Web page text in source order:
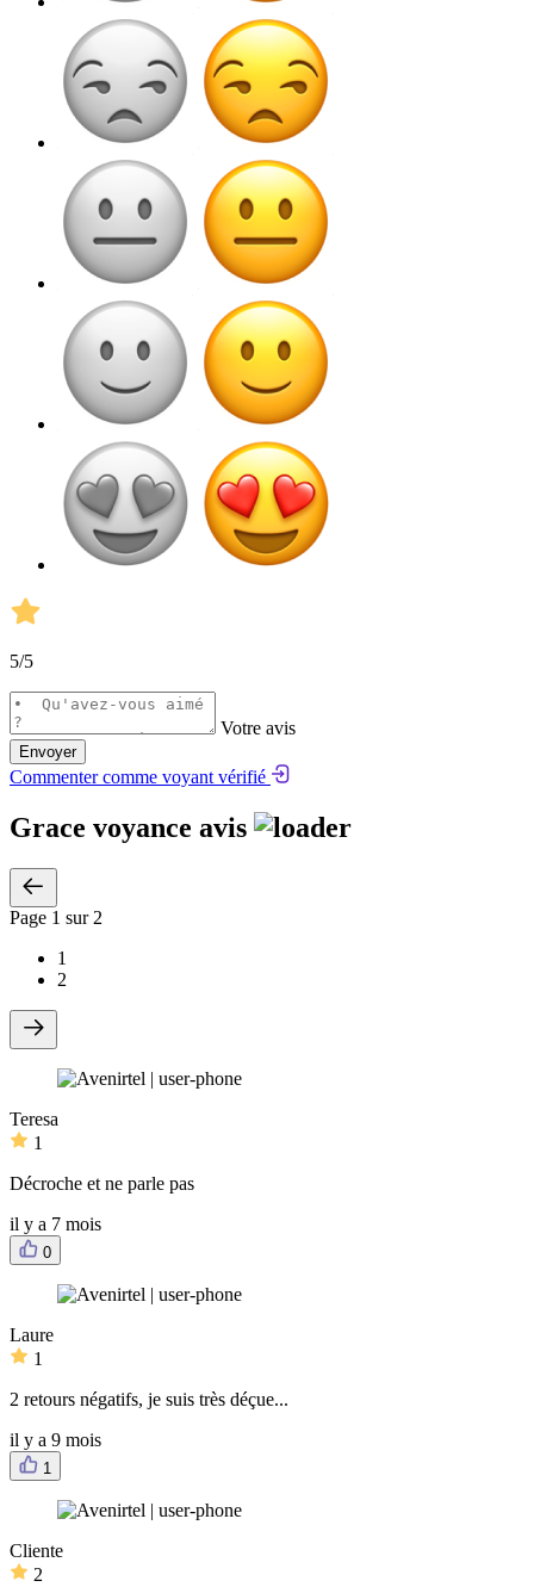
5/5
Votre avis
Envoyer
Commenter comme voyant vérifié
Grace voyance avis
Page 1 sur 2
1
2
Teresa
1
Décroche et ne parle pas
il y a 7 mois
0
Laure
1
2 retours négatifs, je suis très déçue...
il y a 9 mois
1
Cliente
2